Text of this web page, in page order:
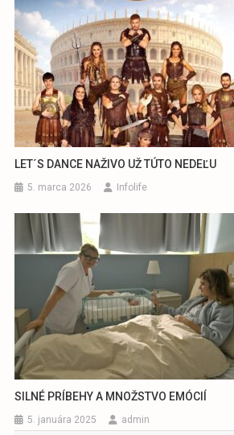
LET´S DANCE NAŽIVO UŽ TÚTO NEDEĽU
5. marca 2026 Infolife
SILNÉ PRÍBEHY A MNOŽSTVO EMÓCIÍ
5. januára 2025 admin